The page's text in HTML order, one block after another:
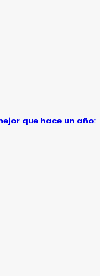
que hace un año: